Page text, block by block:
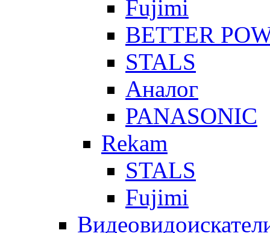
Fujimi
BETTER
STALS
Аналог
PANASONIC
Rekam
STALS
Fujimi